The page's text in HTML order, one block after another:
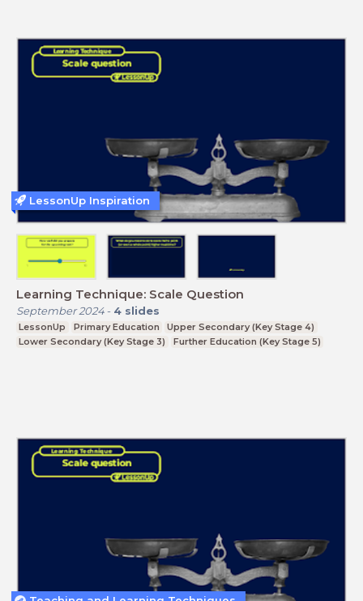
Learning Technique: Scale Question
September 2024- 4 slides
LessonUp Primary Education
Upper Secondary (Key Stage 4)
Lower Secondary (Key Stage 3)
Further Education (Key Stage 5)
LessonUp Inspiration